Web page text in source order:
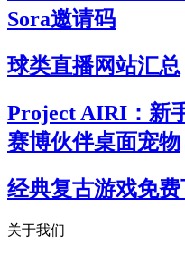
Sora邀请码
球类直播网站汇总
Project AIRI：新
赛博伙伴桌面宠物
经典复古游戏免
关于我们